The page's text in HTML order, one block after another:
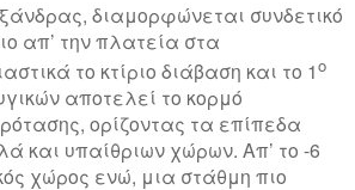
διαμορφώνεται συνδετικό
απ’ την πλατεία στα
το κτίριο διάβαση και το 1ο
αποτελεί το κορμό
ορίζοντας τα επίπεδα
και υπαίθριων χώρων. Απ’ το -6
χώρος ενώ, μια στάθμη πιο